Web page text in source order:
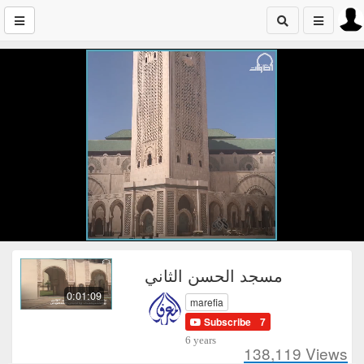
0:01:09
مسجد الحسن الثاني
marefia
Subscribe 7
6 years
138,119 Views